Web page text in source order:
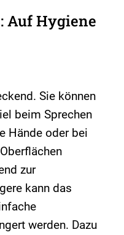
Auf Hygiene
Sie können
beim Sprechen
Hände oder bei
zur
kann das
werden. Dazu